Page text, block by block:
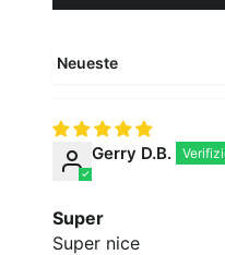
Sort by
Gerry D.B.
Super
Super nice